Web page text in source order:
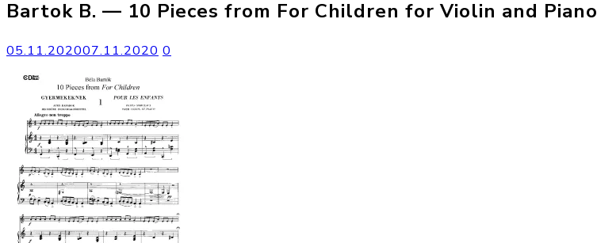
Bartok B. — 10 Pieces from For Children for Violin and Piano
05.11.202007.11.2020 0